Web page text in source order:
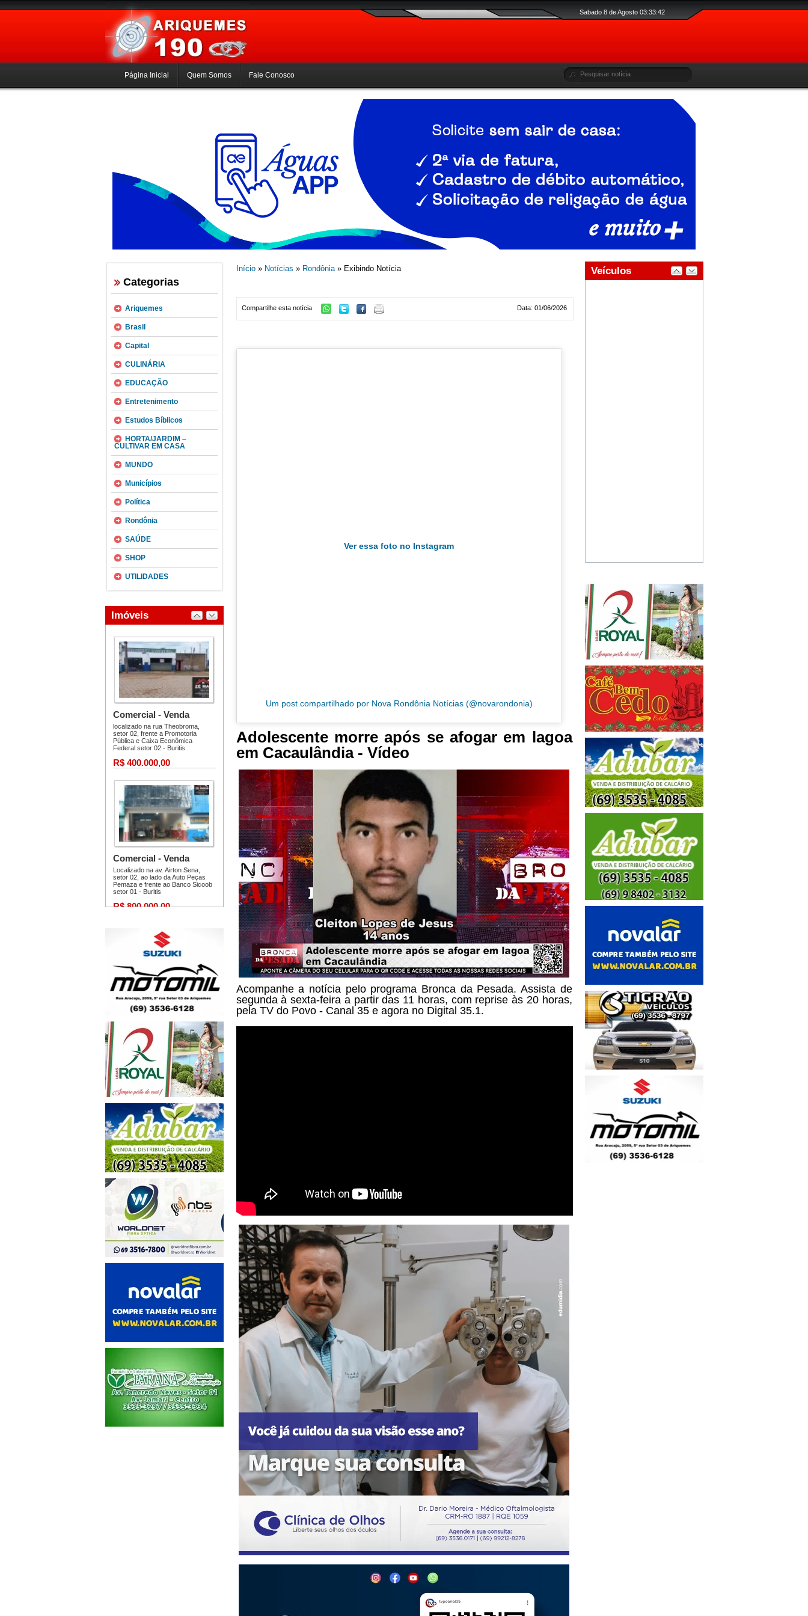
Sabado 8 de Agosto 03:33:43
Página Inicial Quem Somos Fale Conosco
Categorias
Ariquemes
Brasil
Capital
CULINÁRIA
EDUCAÇÃO
Entretenimento
Estudos Bíblicos
HORTA/JARDIM –
CULTIVAR EM CASA
MUNDO
Municípios
Política
Rondônia
SAÚDE
SHOP
UTILIDADES
Início» Notícias » Rondônia» Exibindo Notícia
Data: 01/06/2026
Compartilhe esta notícia
Ver essa foto no Instagram
Um post compartilhado por Nova Rondônia Notícias (@novarondonia)
Adolescente morre após se afogar em lagoa
em Cacaulândia - Vídeo
Acompanhe a notícia pelo programa Bronca da Pesada. Assista de
segunda à sexta-feira a partir das 11 horas, com reprise às 20 horas,
pela TV do Povo - Canal 35 e agora no Digital 35.1.